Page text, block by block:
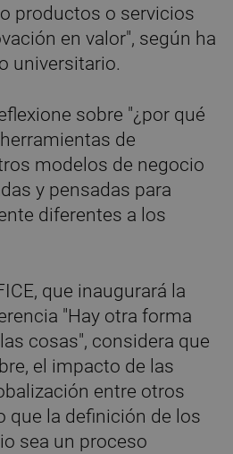
productos o servicios
en valor", según ha
universitario.
sobre "¿por qué
de
modelos de negocio
y pensadas para
diferentes a los
que inaugurará la
"Hay otra forma
cosas", considera que
el impacto de las
entre otros
que la definición de los
sea un proceso